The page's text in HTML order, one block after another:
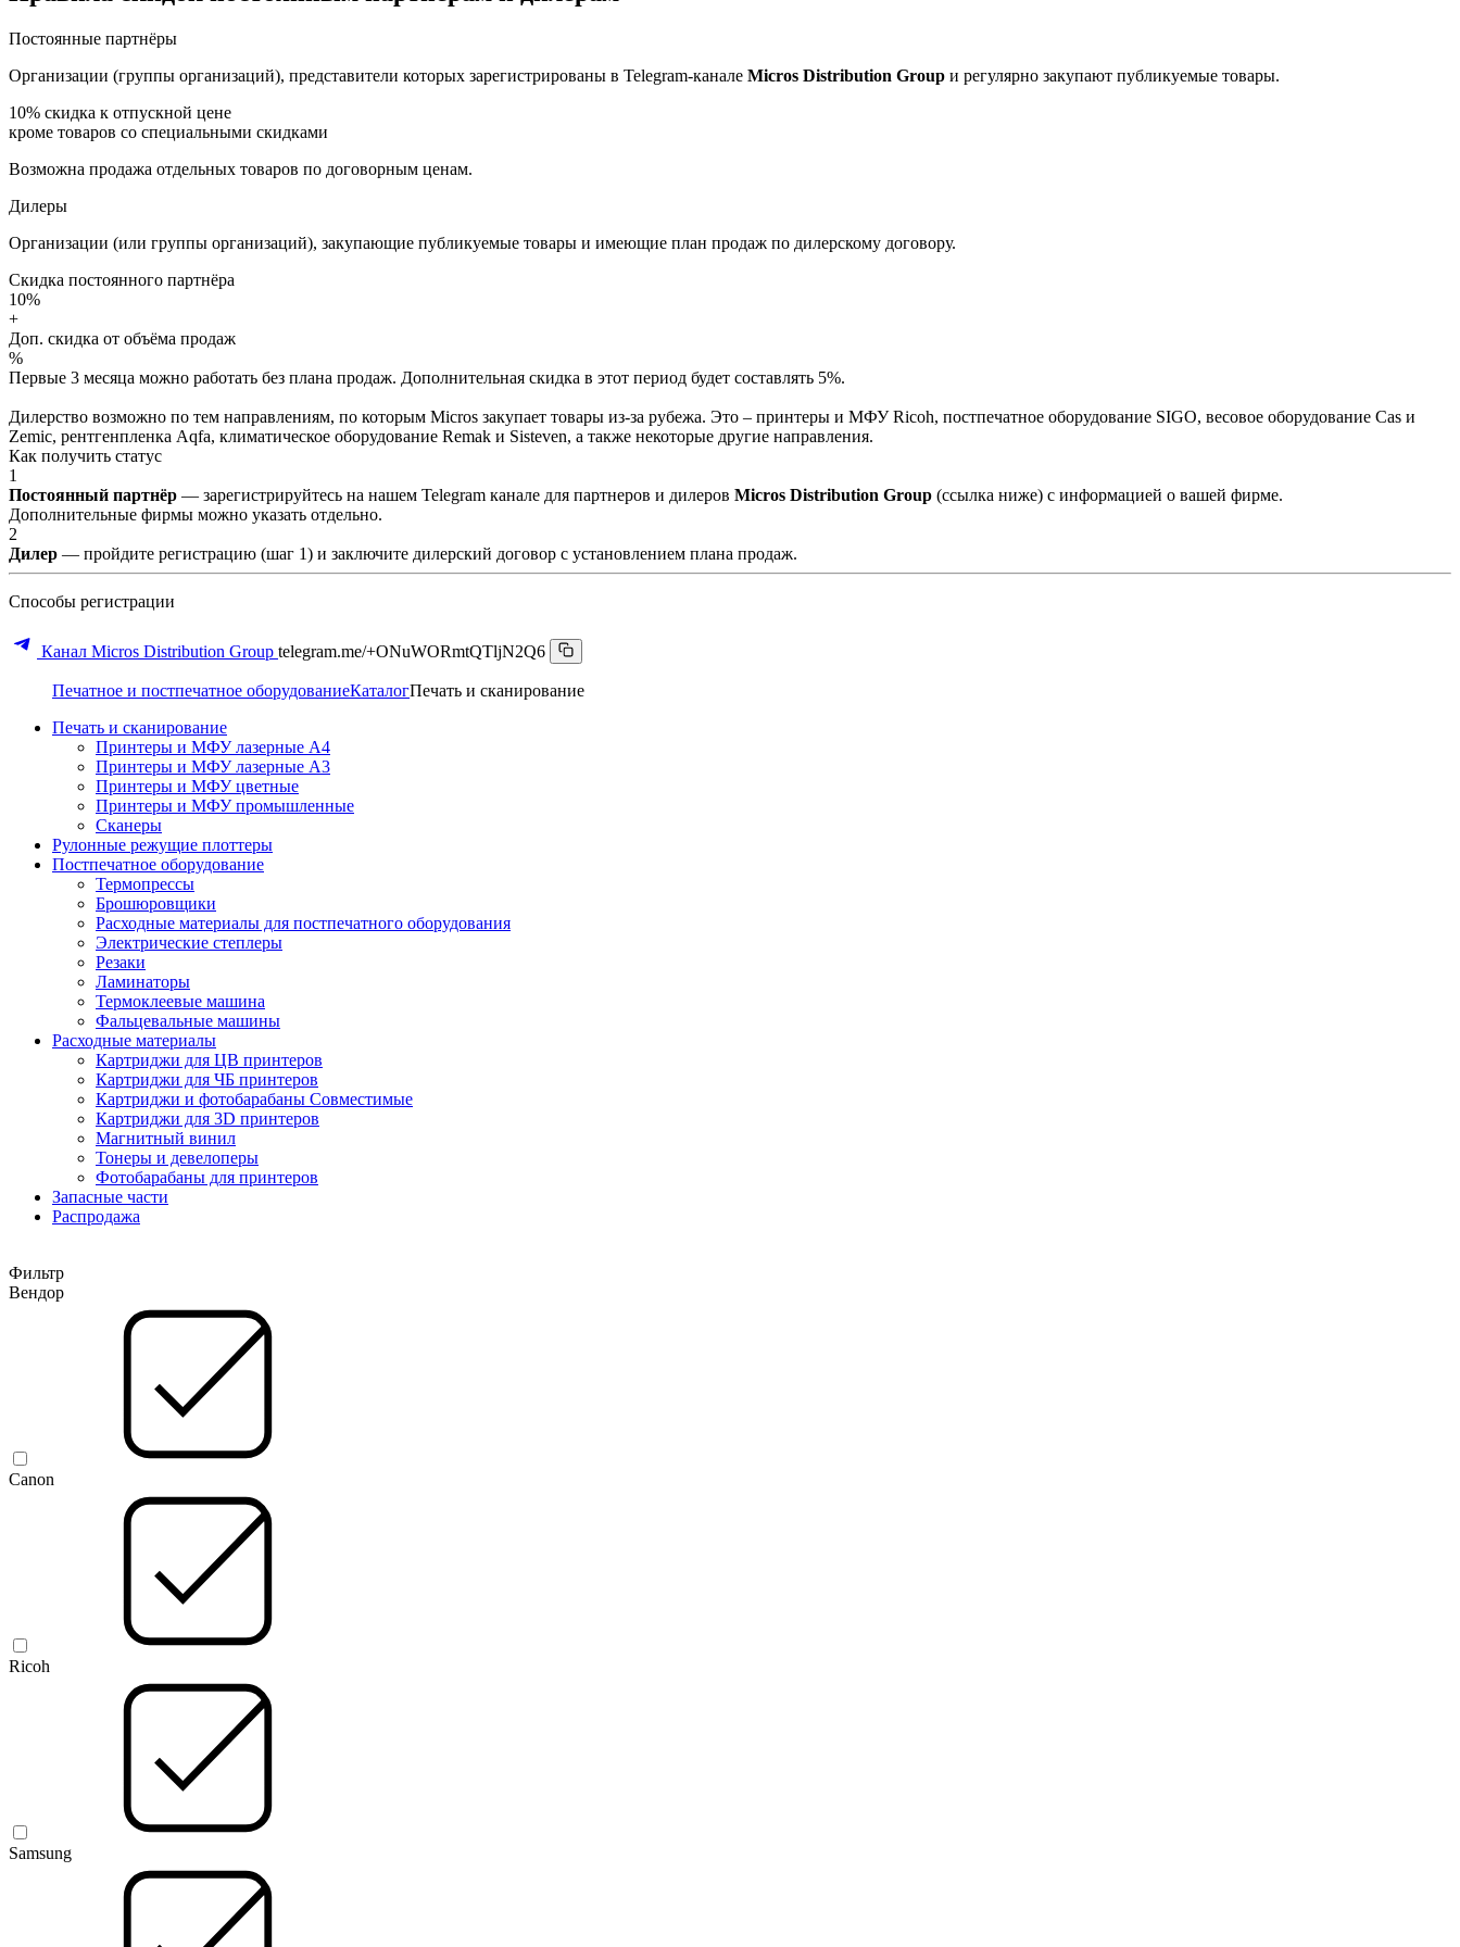
Постоянные партнёры
Организации (группы организаций), представители которых зарегистрированы в Telegram-канале Micros Distribution Group и регулярно закупают публикуемые товары.
10% скидка к отпускной цене
кроме товаров со специальными скидками
Возможна продажа отдельных товаров по договорным ценам.
Дилеры
Организации (или группы организаций), закупающие публикуемые товары и имеющие план продаж по дилерскому договору.
Скидка постоянного партнёра
10%
+
Доп. скидка от объёма продаж
%
Первые 3 месяца можно работать без плана продаж. Дополнительная скидка в этот период будет составлять 5%.
Дилерство возможно по тем направлениям, по которым Micros закупает товары из-за рубежа. Это – принтеры и МФУ Ricoh, постпечатное оборудование SIGO, весовое оборудование Cas и
Zemic, рентгенпленка Aqfa, климатическое оборудование Remak и Sisteven, а также некоторые другие направления.
Как получить статус
1
Постоянный партнёр — зарегистрируйтесь на нашем Telegram канале для партнеров и дилеров Micros Distribution Group (ссылка ниже) с информацией о вашей фирме.
Дополнительные фирмы можно указать отдельно.
2
Дилер — пройдите регистрацию (шаг 1) и заключите дилерский договор с установлением плана продаж.
Способы регистрации
Канал Micros Distribution Group telegram.me/+ONuWORmtQTljN2Q6
Печатное и постпечатное оборудованиеКаталогПечать и сканирование
Печать и сканирование
Принтеры и МФУ лазерные А4
Принтеры и МФУ лазерные А3
Принтеры и МФУ цветные
Принтеры и МФУ промышленные
Сканеры
Рулонные режущие плоттеры
Постпечатное оборудование
Термопрессы
Брошюровщики
Расходные материалы для постпечатного оборудования
Электрические степлеры
Резаки
Ламинаторы
Термоклеевые машина
Фальцевальные машины
Расходные материалы
Картриджи для ЦВ принтеров
Картриджи для ЧБ принтеров
Картриджи и фотобарабаны Совместимые
Картриджи для 3D принтеров
Магнитный винил
Тонеры и девелоперы
Фотобарабаны для принтеров
Запасные части
Распродажа
Фильтр
Вендор
Canon
Ricoh
Samsung